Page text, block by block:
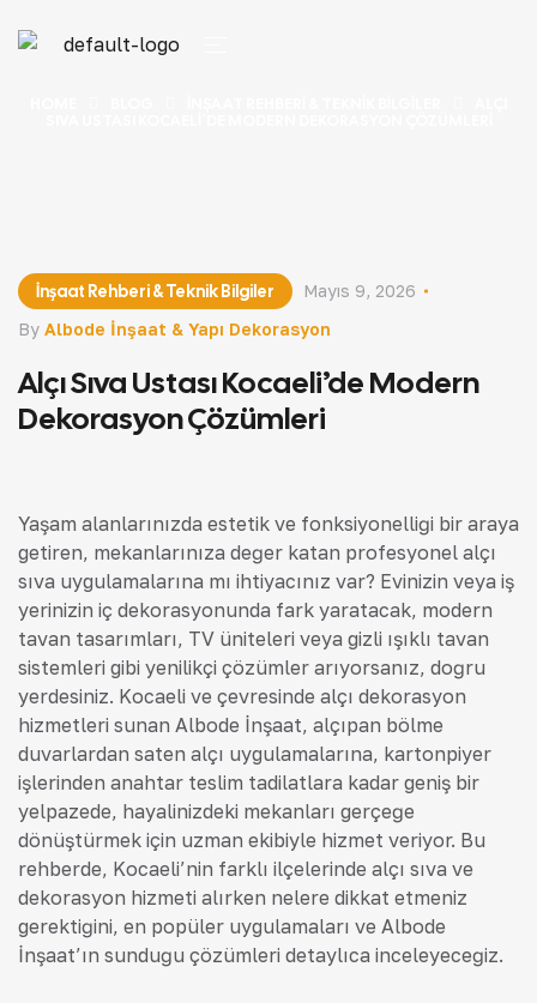
İnşaat Rehberi & Teknik Bilgiler
By Albode İnşaat & Yapı Dekorasyon
Mayıs 9, 2026
Alçı Sıva Ustası Kocaeli’de Modern
Dekorasyon Çözümleri
Yaşam alanlarınızda estetik ve fonksiyonelliği bir araya
getiren, mekanlarınıza değer katan profesyonel alçı
sıva uygulamalarına mı ihtiyacınız var? Evinizin veya iş
yerinizin iç dekorasyonunda fark yaratacak, modern
tavan tasarımları, TV üniteleri veya gizli ışıklı tavan
sistemleri gibi yenilikçi çözümler arıyorsanız, doğru
yerdesiniz. Kocaeli ve çevresinde alçı dekorasyon
hizmetleri sunan Albode İnşaat, alçıpan bölme
duvarlardan saten alçı uygulamalarına, kartonpiyer
işlerinden anahtar teslim tadilatlara kadar geniş bir
yelpazede, hayalinizdeki mekanları gerçeğe
dönüştürmek için uzman ekibiyle hizmet veriyor. Bu
rehberde, Kocaeli’nin farklı ilçelerinde alçı sıva ve
dekorasyon hizmeti alırken nelere dikkat etmeniz
gerektiğini, en popüler uygulamaları ve Albode
İnşaat’ın sunduğu çözümleri detaylıca inceleyeceğiz.